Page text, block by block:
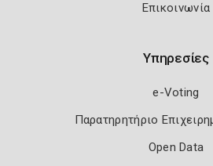
Επικοινωνία
Υπηρεσίες
e-Voting
Παρατηρητήριο
Open Data